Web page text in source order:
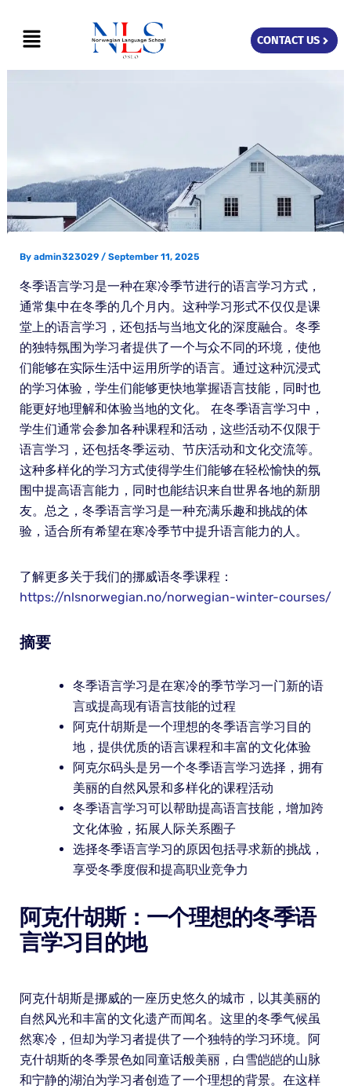
content
Menu CONTACT US
By admin323029 / September 11, 2025
冬季语言学习是一种在寒冷季节进行的语言学习方式，
通常集中在冬季的几个月内。这种学习形式不仅仅是课
堂上的语言学习，还包括与当地文化的深度融合。冬季
的独特氛围为学习者提供了一个与众不同的环境，使他
们能够在实际生活中运用所学的语言。通过这种沉浸式
的学习体验，学生们能够更快地掌握语言技能，同时也
能更好地理解和体验当地的文化。 在冬季语言学习中，
学生们通常会参加各种课程和活动，这些活动不仅限于
语言学习，还包括冬季运动、节庆活动和文化交流等。
这种多样化的学习方式使得学生们能够在轻松愉快的氛
围中提高语言能力，同时也能结识来自世界各地的新朋
友。总之，冬季语言学习是一种充满乐趣和挑战的体
验，适合所有希望在寒冷季节中提升语言能力的人。
了解更多关于我们的挪威语冬季课程：
https://nlsnorwegian.no/norwegian-winter-courses/
摘要
冬季语言学习是在寒冷的季节学习一门新的语
言或提高现有语言技能的过程
阿克什胡斯是一个理想的冬季语言学习目的
地，提供优质的语言课程和丰富的文化体验
阿克尔码头是另一个冬季语言学习选择，拥有
美丽的自然风景和多样化的课程活动
冬季语言学习可以帮助提高语言技能，增加跨
文化体验，拓展人际关系圈子
选择冬季语言学习的原因包括寻求新的挑战，
享受冬季度假和提高职业竞争力
阿克什胡斯：一个理想的冬季语
言学习目的地
阿克什胡斯是挪威的一座历史悠久的城市，以其美丽的
自然风光和丰富的文化遗产而闻名。这里的冬季气候虽
然寒冷，但却为学习者提供了一个独特的学习环境。阿
克什胡斯的冬季景色如同童话般美丽，白雪皑皑的山脉
和宁静的湖泊为学习者创造了一个理想的背景。在这样